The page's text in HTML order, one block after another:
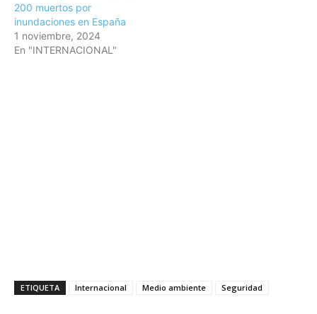
200 muertos por
inundaciones en España
1 noviembre, 2024
En "INTERNACIONAL"
ETIQUETA Internacional Medio ambiente Seguridad